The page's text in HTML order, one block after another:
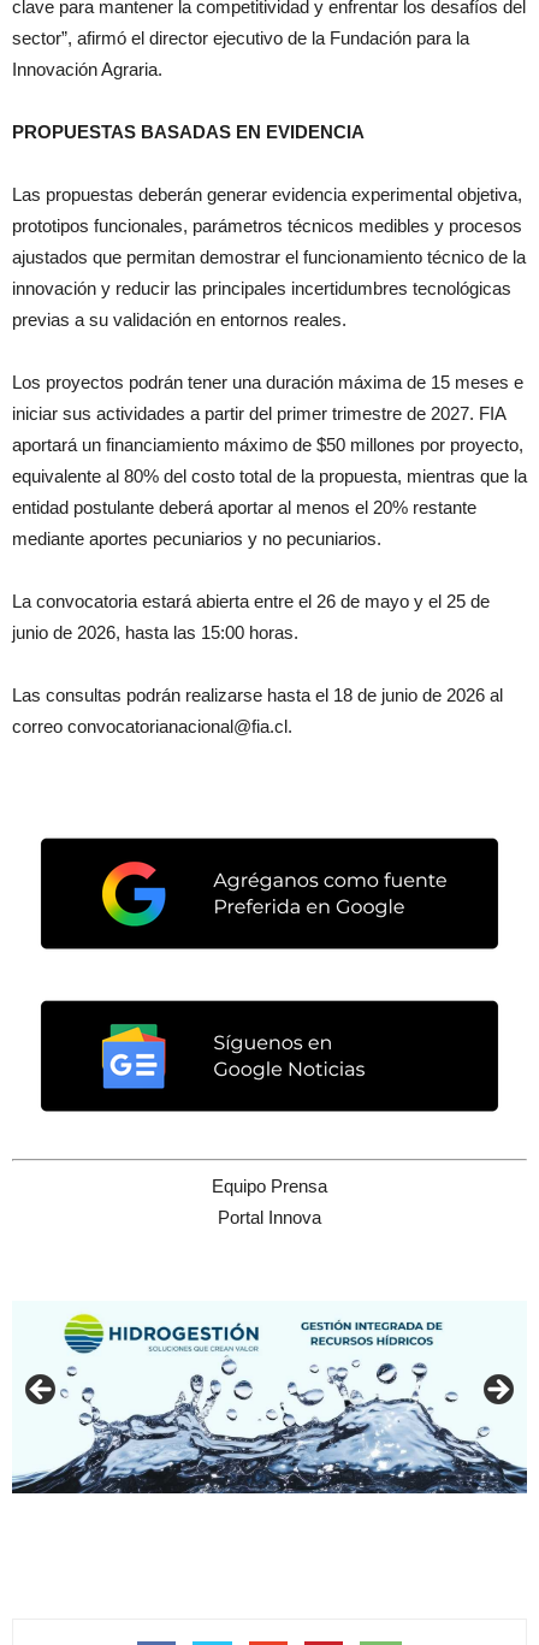
clave para mantener la competitividad y enfrentar los desafíos del
sector”, afirmó el director ejecutivo de la Fundación para la
Innovación Agraria.
PROPUESTAS BASADAS EN EVIDENCIA
Las propuestas deberán generar evidencia experimental objetiva,
prototipos funcionales, parámetros técnicos medibles y procesos
ajustados que permitan demostrar el funcionamiento técnico de la
innovación y reducir las principales incertidumbres tecnológicas
previas a su validación en entornos reales.
Los proyectos podrán tener una duración máxima de 15 meses e
iniciar sus actividades a partir del primer trimestre de 2027. FIA
aportará un financiamiento máximo de $50 millones por proyecto,
equivalente al 80% del costo total de la propuesta, mientras que la
entidad postulante deberá aportar al menos el 20% restante
mediante aportes pecuniarios y no pecuniarios.
La convocatoria estará abierta entre el 26 de mayo y el 25 de
junio de 2026, hasta las 15:00 horas.
Las consultas podrán realizarse hasta el 18 de junio de 2026 al
correo convocatorianacional@fia.cl.
Equipo Prensa
Portal Innova